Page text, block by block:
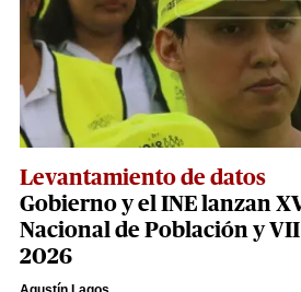
Levantamiento de datos
Gobierno y el INE lanzan
Nacional de Población y
2026